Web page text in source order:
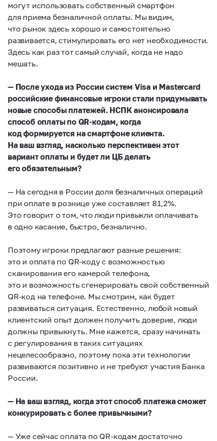
могут использовать собственный смартфон
для приема безналичной оплаты. Мы видим,
что рынок здесь хорошо и самостоятельно
развивается, стимулировать его нет необходимости.
Здесь как раз тот самый случай, когда не надо
мешать.
— После ухода из России систем Visa и Mastercard
российские финансовые игроки стали придумывать
новые способы платежей. НСПК анонсировала
способ оплаты по QR-кодам, когда
код формируется на смартфоне клиента.
На ваш взгляд, насколько перспективен этот
вариант оплаты и будет ли ЦБ делать
его обязательным?
— На сегодня в России доля безналичных операций
при оплате в рознице уже составляет 81,2%.
Это говорит о том, что люди привыкли оплачивать
в одно касание, быстро, безналично.
Поэтому игроки предлагают разные решения:
это и оплата по QR-коду с возможностью
сканирования его камерой телефона,
это и возможность сгенерировать свой собственный
QR-код на телефоне. Мы смотрим, как будет
развиваться ситуация. Естественно, любой новый
клиентский опыт должен получить доверие, люди
должны привыкнуть. Мне кажется, сразу начинать
с регулирования в таких ситуациях
нецелесообразно, поэтому пока эти технологии
развиваются позитивно и не требуют участия Банка
России.
— На ваш взгляд, когда этот способ платежа сможет
конкурировать с более привычными?
— Уже сейчас оплата по QR-кодам достаточно